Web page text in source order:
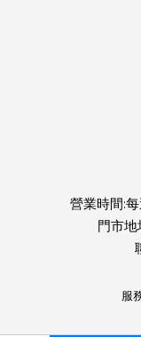
營業時間:
門市
服